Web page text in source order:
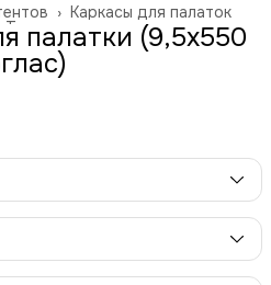
Каркасы для палаток
›
Туризм и отдых на природе ›
палатки (9,5х550